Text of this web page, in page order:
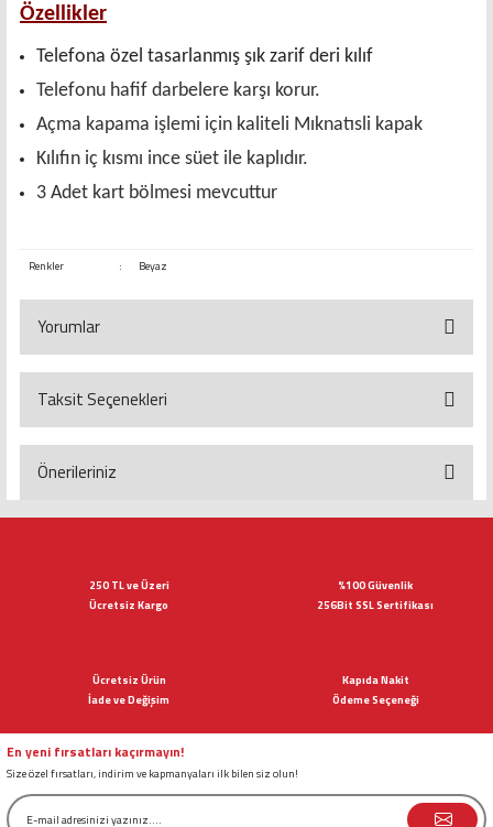
Özellikler
Telefona özel tasarlanmış şık zarif deri kılıf
Telefonu hafif darbelere karşı korur.
Açma kapama işlemi için kaliteli Mıknatısli kapak
Kılıfın iç kısmı ince süet ile kaplıdır.
3 Adet kart bölmesi mevcuttur
Renkler : Beyaz
Yorumlar
Bu ürüne ilk yorumu siz yapın!
Taksit Seçenekleri
Önerileriniz
Ürün bilgilerinde hatalar bulunuyor.
Bu ürüne benzer farklı alternatifler olmalı.
250 TL ve Üzeri
Ücretsiz Kargo
%100 Güvenlik
256Bit SSL Sertifikası
Ücretsiz Ürün
İade ve Değişim
Kapıda Nakit
Ödeme Seçeneği
En yeni fırsatları kaçırmayın!
Size özel fırsatları, indirim ve kapmanyaları ilk bilen siz olun!